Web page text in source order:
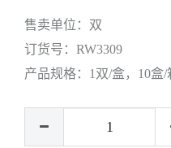
售卖单位： 双
订货号： RW3309
产品规格： 1双/盒，10盒/